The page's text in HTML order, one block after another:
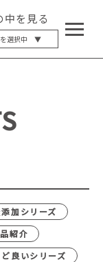
中を見る
を選択中 ▼
12%OFF
加シリーズ
紹介
良いシリーズ